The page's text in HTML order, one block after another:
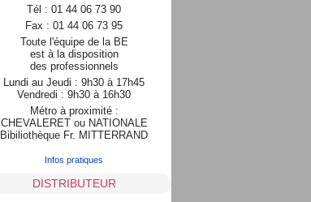
Tél : 01 44 06 73 90
Fax : 01 44 06 73 95
Toute l'équipe de la BE
est à la disposition
des professionnels
Lundi au Jeudi : 9h30 à 17h45
Vendredi : 9h30 à 16h30
Métro à proximité :
CHEVALERET ou NATIONALE
Bibiliothèque Fr. MITTERRAND
Infos pratiques
DISTRIBUTEUR